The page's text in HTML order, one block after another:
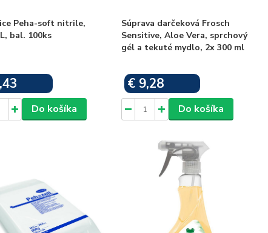
Peha-soft nitrile,
bal. 100ks
Do košíka
Súprava darčeková Frosch
Sensitive, Aloe Vera, sprchový
gél a tekuté mydlo, 2x 300 ml
€ 9,28
Do košíka